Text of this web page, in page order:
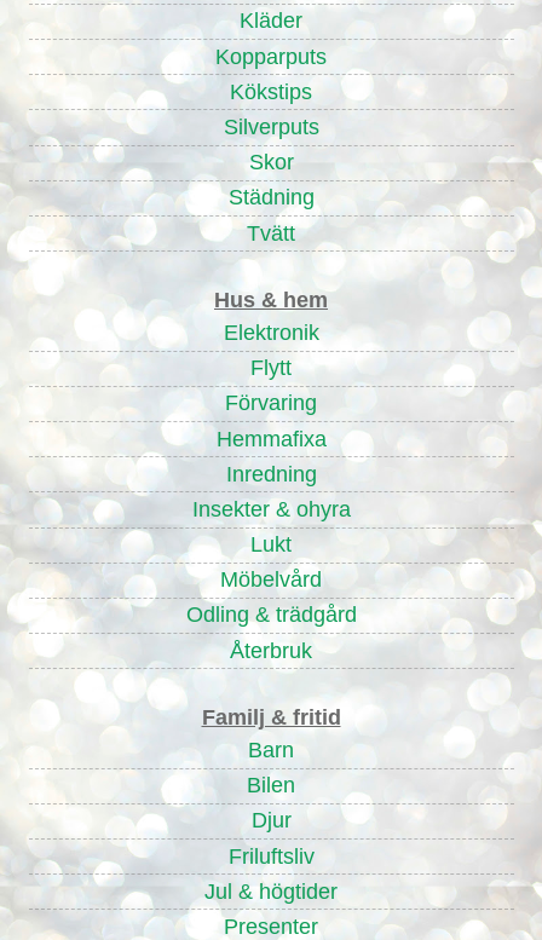
Kläder
Kopparputs
Kökstips
Silverputs
Skor
Städning
Tvätt
Hus & hem
Elektronik
Flytt
Förvaring
Hemmafixa
Inredning
Insekter & ohyra
Lukt
Möbelvård
Odling & trädgård
Återbruk
Familj & fritid
Barn
Bilen
Djur
Friluftsliv
Jul & högtider
Presenter